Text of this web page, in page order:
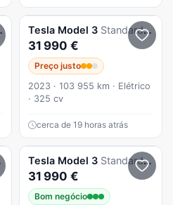
Tesla Model 3 Standard RWD
31 990 €
Preço justo
2023 · 103 955 km · Elétrico
· 325 cv
cerca de 19 horas atrás
Tesla Model 3 Standard RWD Plus
31 990 €
Bom negócio